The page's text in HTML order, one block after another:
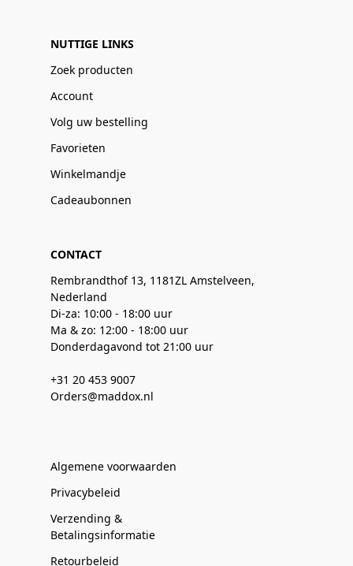
NUTTIGE LINKS
Zoek producten
Account
Volg uw bestelling
Favorieten
Winkelmandje
Cadeaubonnen
CONTACT
Rembrandthof 13, 1181ZL Amstelveen,
Nederland
Di-za: 10:00 - 18:00 uur
Ma & zo: 12:00 - 18:00 uur
Donderdagavond tot 21:00 uur
+31 20 453 9007
Orders@maddox.nl
Algemene voorwaarden
Privacybeleid
Verzending &
Betalingsinformatie
Retourbeleid